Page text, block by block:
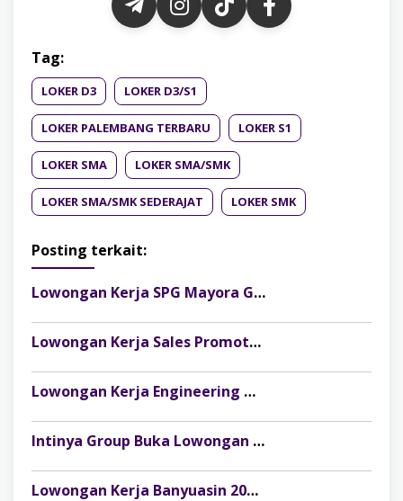
Tag:
LOKER D3 LOKER D3/S1
LOKER PALEMBANG TERBARU LOKER S1
LOKER SMA LOKER SMA/SMK
LOKER SMA/SMK SEDERAJAT LOKER SMK
Posting terkait:
Lowongan Kerja SPG Mayora Group Palembang Terbaru 2026! Gaji, Benefit & Cara Daftar Lengkap
Lowongan Kerja Sales Promotor Telkomsel Palembang Terbaru 2026
Lowongan Kerja Engineering Manager PT Sentosa Welindo Sejahtera Palembang Terbaru 2026
Intinya Group Buka Lowongan Kerja Fotografer Studio dan Koordinator Store Palembang, Simak Kualifikasinya
Lowongan Kerja Banyuasin 2026: PT Evo Manufacturing Indonesia Buka Posisi Admin Warehouse Sparepart and Material Project